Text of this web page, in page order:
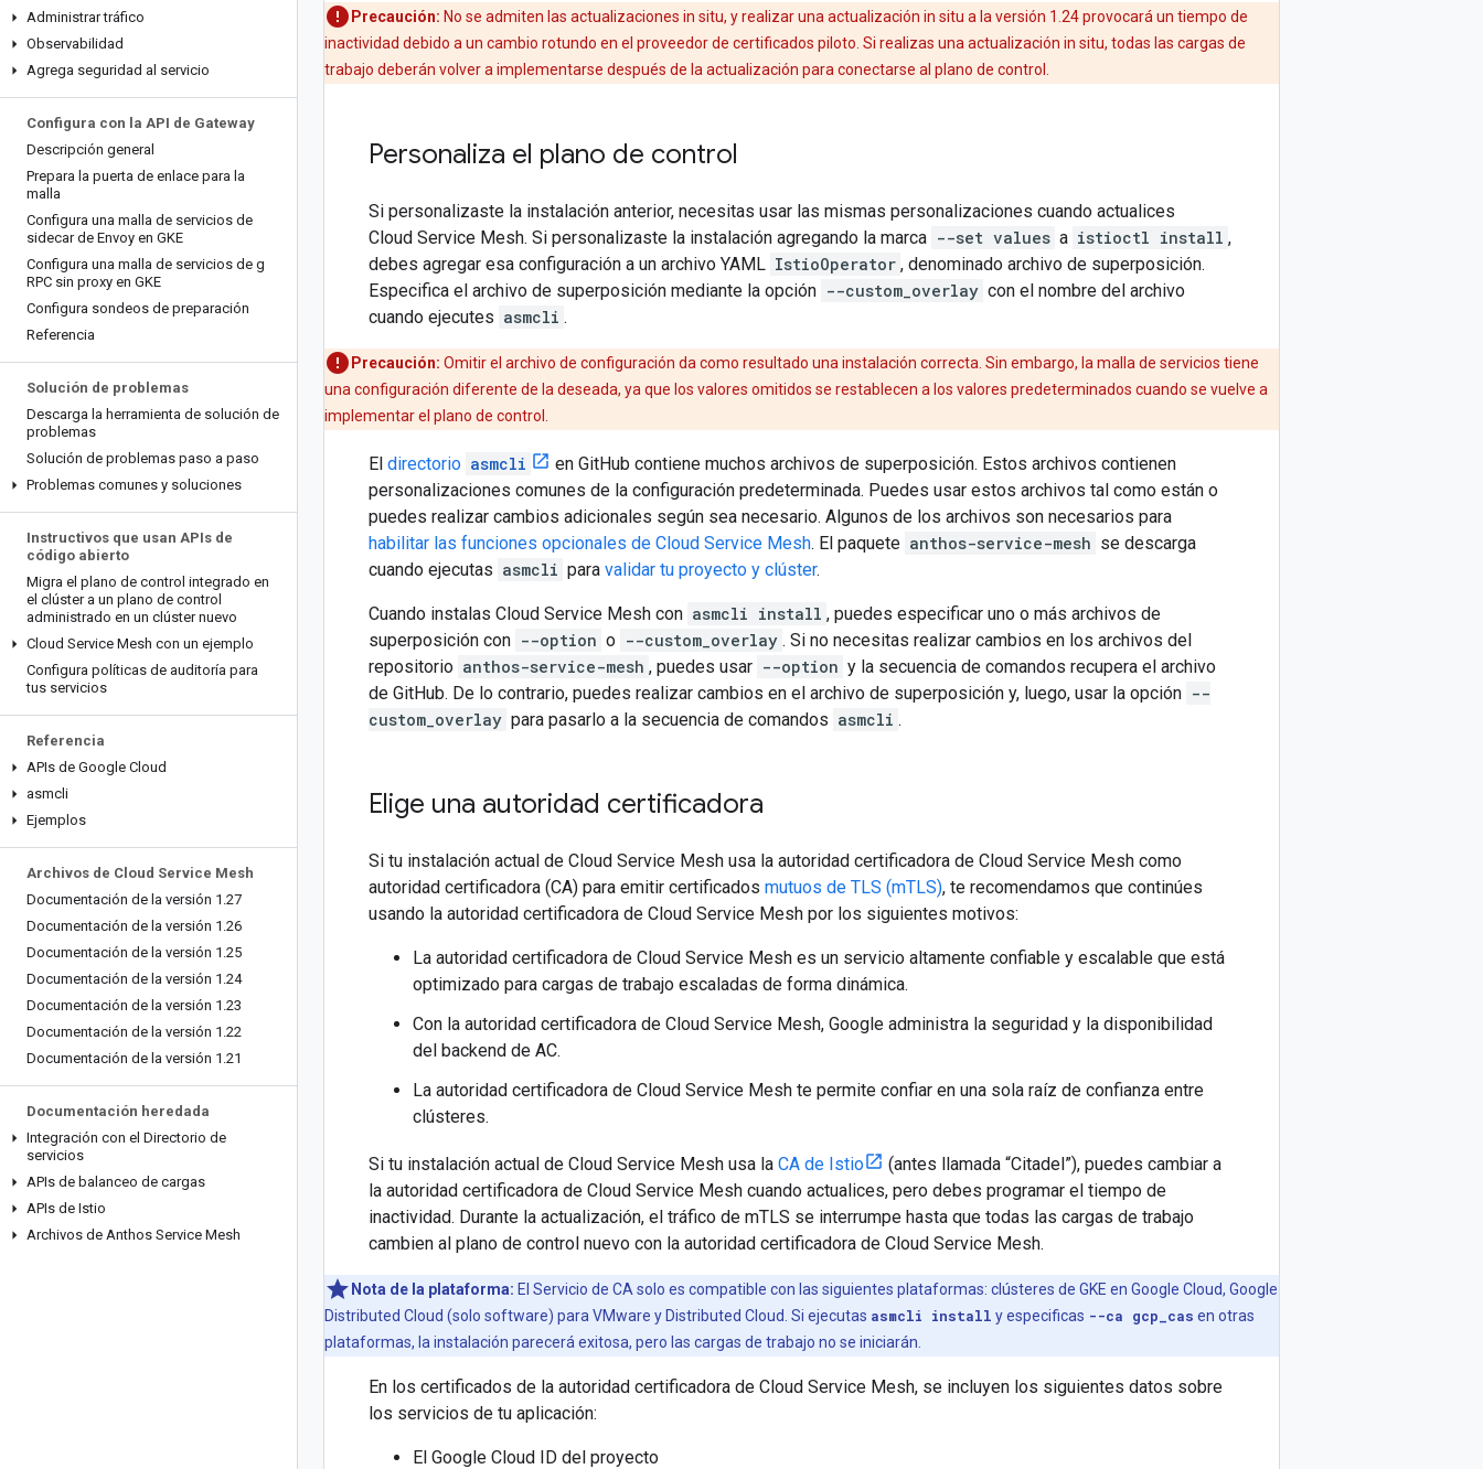
Administrar tráfico
Observabilidad
Agrega seguridad al servicio
Configura con la API de Gateway
Descripción general
Prepara la puerta de enlace para la
malla
Configura una malla de servicios de
sidecar de Envoy en GKE
Configura una malla de servicios de g
RPC sin proxy en GKE
Configura sondeos de preparación
Referencia
Solución de problemas
Descarga la herramienta de solución de
problemas
Solución de problemas paso a paso
Problemas comunes y soluciones
Instructivos que usan APIs de
código abierto
Migra el plano de control integrado en
el clúster a un plano de control
administrado en un clúster nuevo
Cloud Service Mesh con un ejemplo
Configura políticas de auditoría para
tus servicios
Referencia
APIs de Google Cloud
asmcli
Ejemplos
Archivos de Cloud Service Mesh
Documentación de la versión 1 .27
Documentación de la versión 1 .26
Documentación de la versión 1 .25
Documentación de la versión 1 .24
Documentación de la versión 1 .23
Documentación de la versión 1 .22
Documentación de la versión 1 .21
Documentación heredada
Integración con el Directorio de
servicios
APIs de balanceo de cargas
APIs de Istio
Archivos de Anthos Service Mesh
Precaución: No se admiten las actualizaciones in situ, y realizar una actualización in situ a la versión 1.24 provocará un tiempo de
inactividad debido a un cambio rotundo en el proveedor de certificados piloto. Si realizas una actualización in situ, todas las cargas de
trabajo deberán volver a implementarse después de la actualización para conectarse al plano de control.
Personaliza el plano de control
Si personalizaste la instalación anterior, necesitas usar las mismas personalizaciones cuando actualices
Cloud Service Mesh. Si personalizaste la instalación agregando la marca --set values a istioctl install ,
debes agregar esa configuración a un archivo YAML IstioOperator , denominado archivo de superposición.
Especifica el archivo de superposición mediante la opción --custom_overlay con el nombre del archivo
cuando ejecutes asmcli .
Precaución: Omitir el archivo de configuración da como resultado una instalación correcta. Sin embargo, la malla de servicios tiene
una configuración diferente de la deseada, ya que los valores omitidos se restablecen a los valores predeterminados cuando se vuelve a
implementar el plano de control.
El directorio asmcli
en GitHub contiene muchos archivos de superposición. Estos archivos contienen
personalizaciones comunes de la configuración predeterminada. Puedes usar estos archivos tal como están o
puedes realizar cambios adicionales según sea necesario. Algunos de los archivos son necesarios para
habilitar las funciones opcionales de Cloud Service Mesh. El paquete anthos-service-mesh se descarga
cuando ejecutas asmcli para validar tu proyecto y clúster.
Cuando instalas Cloud Service Mesh con asmcli install , puedes especificar uno o más archivos de
superposición con --option o --custom_overlay . Si no necesitas realizar cambios en los archivos del
repositorio anthos-service-mesh , puedes usar --option y la secuencia de comandos recupera el archivo
de GitHub. De lo contrario, puedes realizar cambios en el archivo de superposición y, luego, usar la opción --
custom_overlay para pasarlo a la secuencia de comandos asmcli .
Elige una autoridad certificadora
Si tu instalación actual de Cloud Service Mesh usa la autoridad certificadora de Cloud Service Mesh como
autoridad certificadora (CA) para emitir certificados mutuos de TLS (mTLS), te recomendamos que continúes
usando la autoridad certificadora de Cloud Service Mesh por los siguientes motivos:
La autoridad certificadora de Cloud Service Mesh es un servicio altamente confiable y escalable que está
optimizado para cargas de trabajo escaladas de forma dinámica.
Con la autoridad certificadora de Cloud Service Mesh, Google administra la seguridad y la disponibilidad
del backend de AC.
La autoridad certificadora de Cloud Service Mesh te permite confiar en una sola raíz de confianza entre
clústeres.
Si tu instalación actual de Cloud Service Mesh usa la CA de Istio
(antes llamada “Citadel”), puedes cambiar a
la autoridad certificadora de Cloud Service Mesh cuando actualices, pero debes programar el tiempo de
inactividad. Durante la actualización, el tráfico de mTLS se interrumpe hasta que todas las cargas de trabajo
cambien al plano de control nuevo con la autoridad certificadora de Cloud Service Mesh.
Nota de la plataforma: El Servicio de CA solo es compatible con las siguientes plataformas: clústeres de GKE en Google Cloud, Google
Distributed Cloud (solo software) para VMware y Distributed Cloud. Si ejecutas asmcli install y especificas --ca gcp_cas en otras
plataformas, la instalación parecerá exitosa, pero las cargas de trabajo no se iniciarán.
En los certificados de la autoridad certificadora de Cloud Service Mesh, se incluyen los siguientes datos sobre
los servicios de tu aplicación:
El Google Cloud ID del proyecto